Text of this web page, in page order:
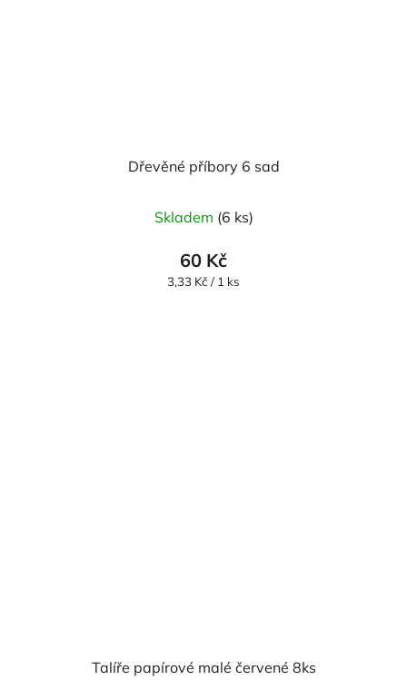
Dřevěné příbory 6 sad
Skladem (6 ks)
60 Kč
Měrná
3,33 Kč / 1 ks
Talíře papírové malé červené 8ks